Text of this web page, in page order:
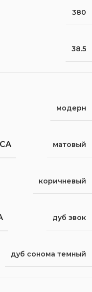
380
38.5
модерн
матовый
коричневый
дуб эвок
дуб сонома темный